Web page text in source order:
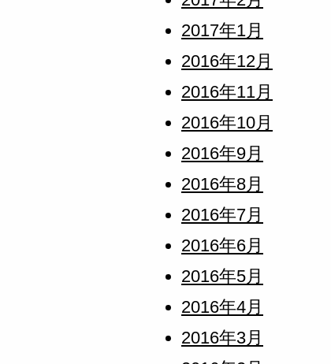
2017年1月
2016年12月
2016年11月
2016年10月
2016年9月
2016年8月
2016年7月
2016年6月
2016年5月
2016年4月
2016年3月